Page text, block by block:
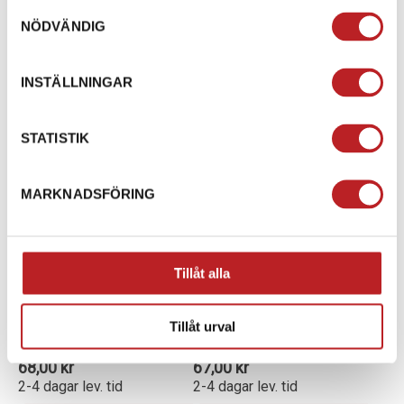
NÖDVÄNDIG
INSTÄLLNINGAR
STATISTIK
MARKNADSFÖRING
Tillåt alla
Tillåt urval
Lägg i varukorg
TÄNDSTIFT NGK BR8ES
68,00 kr
2-4 dagar lev. tid
TÄNDSTIFT NGK
67,00 kr
2-4 dagar lev. tid